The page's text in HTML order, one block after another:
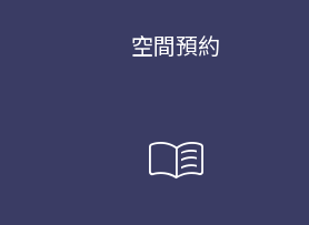
空間預約
menu_book